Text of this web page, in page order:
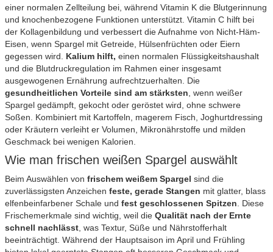
einer normalen Zellteilung bei, während Vitamin K die Blutgerinnung
und knochenbezogene Funktionen unterstützt. Vitamin C hilft bei
der Kollagenbildung und verbessert die Aufnahme von Nicht-Häm-
Eisen, wenn Spargel mit Getreide, Hülsenfrüchten oder Eiern
gegessen wird. Kalium hilft, einen normalen Flüssigkeitshaushalt
und die Blutdruckregulation im Rahmen einer insgesamt
ausgewogenen Ernährung aufrechtzuerhalten. Die
gesundheitlichen Vorteile sind am stärksten , wenn weißer
Spargel gedämpft, gekocht oder geröstet wird, ohne schwere
Soßen. Kombiniert mit Kartoffeln, magerem Fisch, Joghurtdressing
oder Kräutern verleiht er Volumen, Mikronährstoffe und milden
Geschmack bei wenigen Kalorien.
Wie man frischen weißen Spargel auswählt
Beim Auswählen von frischem weißem Spargel sind die
zuverlässigsten Anzeichen feste, gerade Stangen mit glatter, blass
elfenbeinfarbener Schale und fest geschlossenen Spitzen . Diese
Frischemerkmale sind wichtig, weil die Qualität nach der Ernte
schnell nachlässt , was Textur, Süße und Nährstofferhalt
beeinträchtigt. Während der Hauptsaison im April und Frühling